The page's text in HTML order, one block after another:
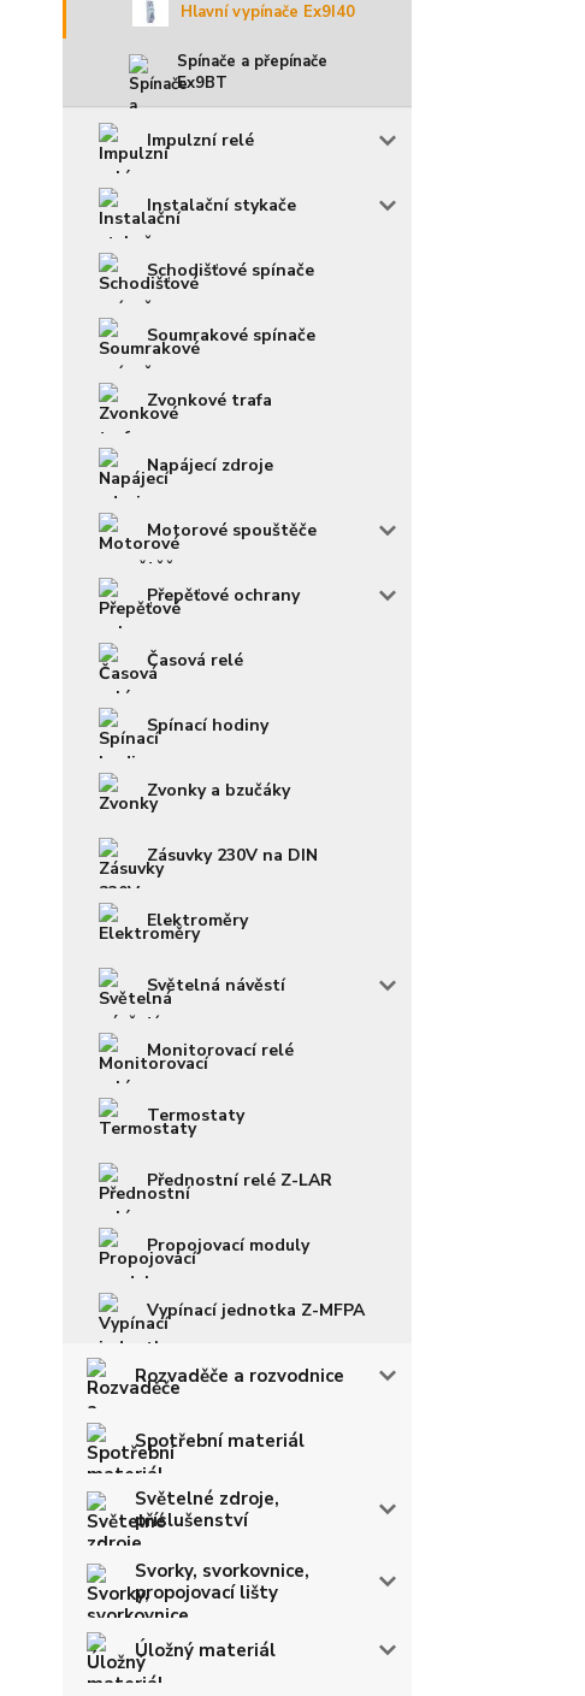
Hlavní vypínače Ex9I40
Spínače a přepínače
Ex9BT
Impulzní relé
Instalační stykače
Schodišťové spínače
Soumrakové spínače
Zvonkové trafa
Napájecí zdroje
Motorové spouštěče
Přepěťové ochrany
Časová relé
Spínací hodiny
Zvonky a bzučáky
Zásuvky 230V na DIN
Elektroměry
Světelná návěstí
Monitorovací relé
Termostaty
Přednostní relé Z-LAR
Propojovací moduly
Vypínací jednotka Z-MFPA
Rozvaděče a rozvodnice
Spotřební materiál
Světelné zdroje,
příslušenství
Svorky, svorkovnice,
propojovací lišty
Úložný materiál